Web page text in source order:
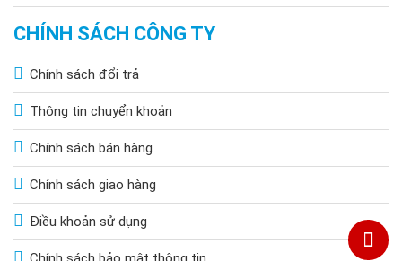
CHÍNH SÁCH CÔNG TY
Chính sách đổi trả
Thông tin chuyển khoản
Chính sách bán hàng
Chính sách giao hàng
Điều khoản sử dụng